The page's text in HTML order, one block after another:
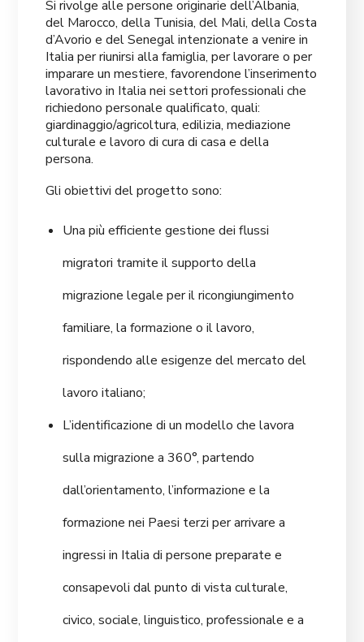
Si rivolge alle persone originarie dell’Albania,
del Marocco, della Tunisia, del Mali, della Costa
d’Avorio e del Senegal intenzionate a venire in
Italia per riunirsi alla famiglia, per lavorare o per
imparare un mestiere, favorendone l’inserimento
lavorativo in Italia nei settori professionali che
richiedono personale qualificato, quali:
giardinaggio/agricoltura, edilizia, mediazione
culturale e lavoro di cura di casa e della
persona.
Gli obiettivi del progetto sono:
Una più efficiente gestione dei flussi
migratori tramite il supporto della
migrazione legale per il ricongiungimento
familiare, la formazione o il lavoro,
rispondendo alle esigenze del mercato del
lavoro italiano;
L’identificazione di un modello che lavora
sulla migrazione a 360°, partendo
dall’orientamento, l’informazione e la
formazione nei Paesi terzi per arrivare a
ingressi in Italia di persone preparate e
consapevoli dal punto di vista culturale,
civico, sociale, linguistico, professionale e a